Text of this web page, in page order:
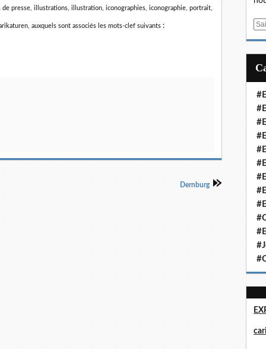
presse, illustrations, illustration, iconographies, iconographie, portrait,
auxquels sont associés les mots-clef suivants :
Dernburg
E